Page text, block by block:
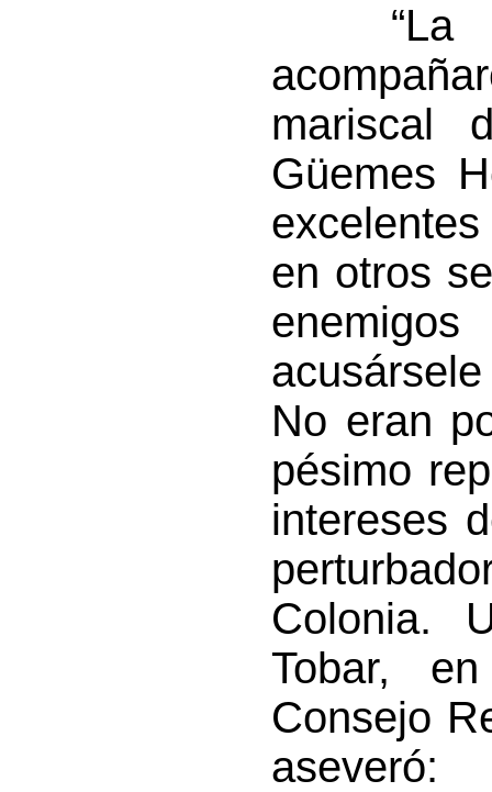
“La
mariscal
Güemes
en otros
No eran
pésimo
intereses
Colonia.
Tobar,
Consejo
aseveró: